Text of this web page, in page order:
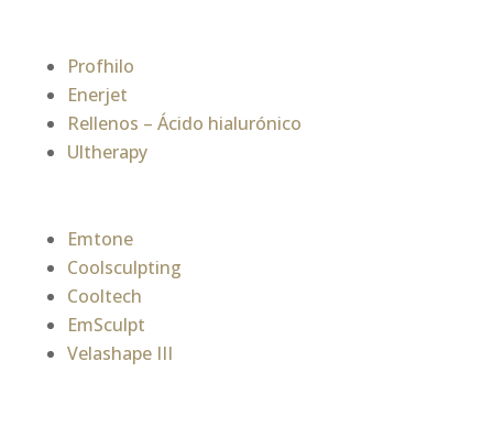
Profhilo
Enerjet
Rellenos – Ácido hialurónico
Ultherapy
Emtone
Coolsculpting
Cooltech
EmSculpt
Velashape III